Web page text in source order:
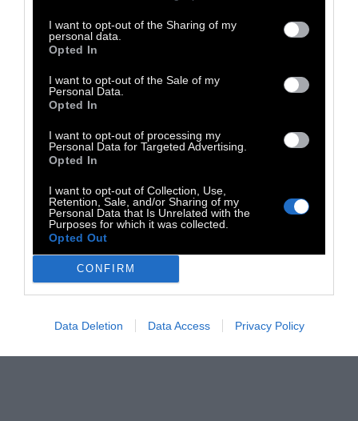
I want to opt-out of the Sharing of my
personal data.
Opted In
I want to opt-out of the Sale of my
Personal Data.
Opted In
I want to opt-out of processing my
Personal Data for Targeted Advertising.
Opted In
I want to opt-out of Collection, Use,
Retention, Sale, and/or Sharing of my
Personal Data that Is Unrelated with the
Purposes for which it was collected.
Opted Out
CONFIRM
Data Deletion Data Access Privacy Policy
Σφουγγαράκης: Η ταινία (27/12) και
Φερδινάνδος (4/1). Στο πρόγραμμα
ξεχωρίζουν, ακόμα κλασσικές γαλλικές
ταινίες κινουμένων σχεδίων όπως: Ο Αστερίξ
επιτίθεται εναντίον των Βαρβάρων (1967)
(20/12), Ο Τεν Τεν στη Χώρα του Ήλιου (1969)
(21/12) και Daisy Town – Λούκι Λουκ, ο
Κεραυνός του Γουέστ (1971) (22/12).